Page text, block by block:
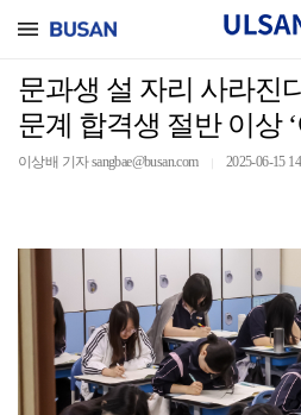
문과생 설 자리 사라진
문계 합격생 절반 이상 ‘
이상배 기자 sangbae@busan.com 2025-06-15